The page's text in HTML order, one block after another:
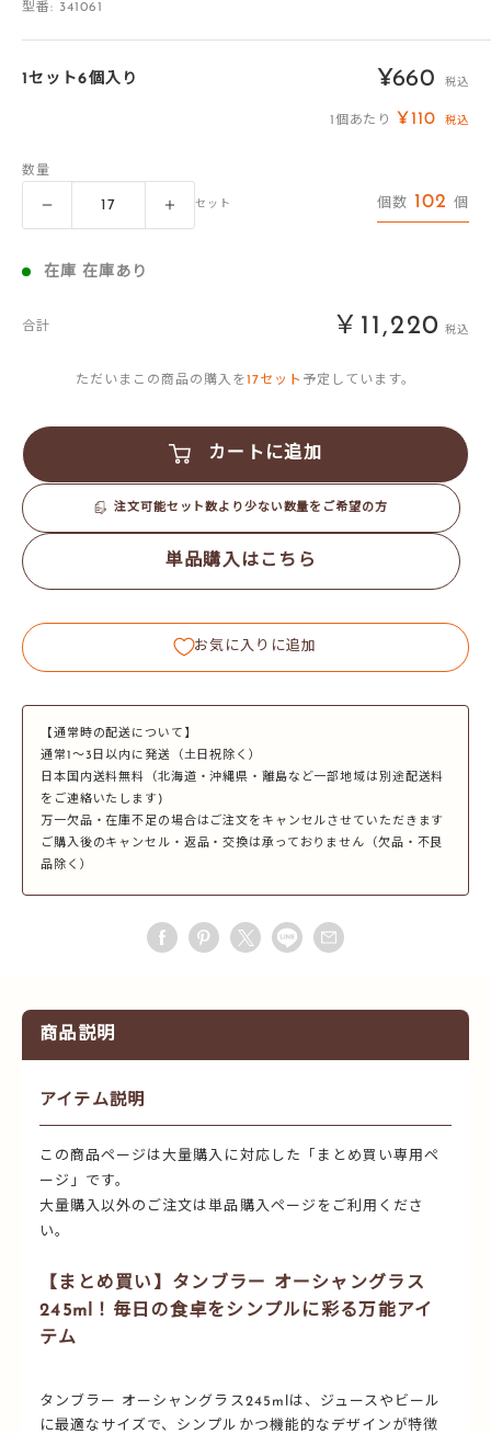
型番: 341061
1セット6個入り
販
売
¥660 税込
1個あたり ¥110 税込
数量
セット 個数 102 個
在庫 在庫あり
合計 ￥11,220 税込
ただいまこの商品の購入を17セット 予定しています。
カートに追加
注文可能セット数より少ない数量をご希望の方
単品購入はこちら
お気に入りに追加
【通常時の配送について】
通常1～3日以内に発送（土日祝除く）
日本国内送料無料（北海道・沖縄県・離島など一部地域は別途配送料
をご連絡いたします)
万一欠品・在庫不足の場合はご注文をキャンセルさせていただきます
ご購入後のキャンセル・返品・交換は承っておりません（欠品・不良
品除く）
商品説明
アイテム説明
この商品ページは大量購入に対応した「まとめ買い専用ペ
ージ」です。
大量購入以外のご注文は単品購入ページをご利用くださ
い。
【まとめ買い】タンブラー オーシャングラス
245ml！毎日の食卓をシンプルに彩る万能アイ
テム
タンブラー オーシャングラス245mlは、ジュースやビール
に最適なサイズで、シンプルかつ機能的なデザインが特徴